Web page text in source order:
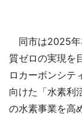
同市は2025年
質ゼロの実現を
ロカーボンシテ
向けた「水素利
の水素事業を高